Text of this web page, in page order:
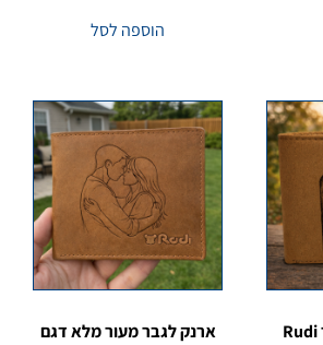
הוספה לסל
ארנק תמונה מעור Rudi
ארנק לגבר מעור מלא דגם